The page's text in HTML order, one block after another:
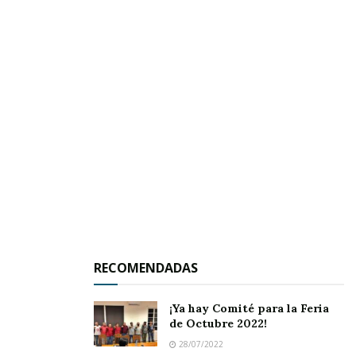
En esta primera etapa, recibieron los
RECOMENDADAS
¡Ya hay Comité para la Feria
de Octubre 2022!
28/07/2022